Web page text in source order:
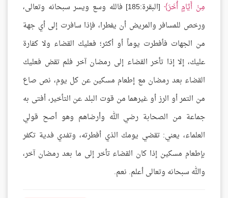
مِنْ أَيَّامٍ أُخَرَ
[البقرة:185] فالله وسع ويسر سبحانه وتعالى،
ورخص للمسافر والمريض أن يفطرا، فإذا سافرت إلى أي جهة
من الجهات فأفطرت يوماً أو أكثر؛ فعليك القضاء ولا كفارة
عليك، إلا إذا تأخر القضاء إلى رمضان آخر فلم تقض فعليك
القضاء بعد رمضان مع إطعام مسكين عن كل يوم، نص صاع
من التمر أو الرز أو غيرهما من قوت البلد عن التأخير، أفتى به
جماعة من الصحابة رضي الله وأرضاهم وهو أصح قولي
العلماء، يعني: تقضي يومك الذي أفطرته، وتفدي فدية تكفر
بإطعام مسكين إذا كان القضاء تأخر إلى ما بعد رمضان آخر،
والله سبحانه وتعالى أعلم. نعم.